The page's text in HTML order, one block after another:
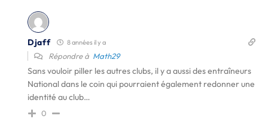
Djaff 8 années il y a
Répondre à Math29
Sans vouloir piller les autres clubs, il y a aussi des entraîneurs
National dans le coin qui pourraient également redonner une
identité au club…
0